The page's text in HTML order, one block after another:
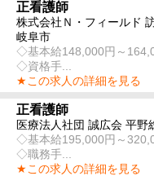
正看護師
株式会社Ｎ・フィールド
岐阜市
◇基本給148,000円～
◇資格手...
★この求人の詳細を見る
正看護師
医療法人社団 誠広会 平野
◇基本給195,000円～
◇職務手...
★この求人の詳細を見る